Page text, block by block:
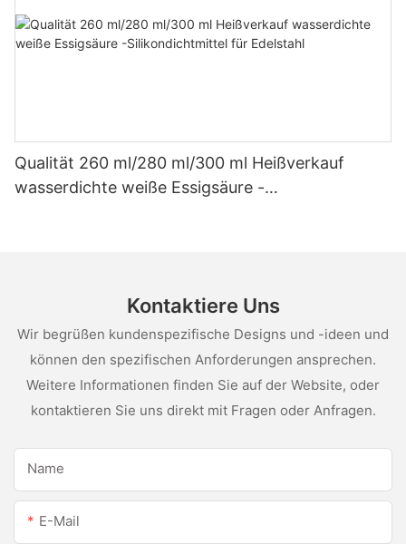
Qualität 260 ml/280 ml/300 ml Heißverkauf
wasserdichte weiße Essigsäure -
Kontaktiere Uns
Wir begrüßen kundenspezifische Designs und -ideen und
können den spezifischen Anforderungen ansprechen.
Weitere Informationen finden Sie auf der Website, oder
kontaktieren Sie uns direkt mit Fragen oder Anfragen.
Name
E-Mail